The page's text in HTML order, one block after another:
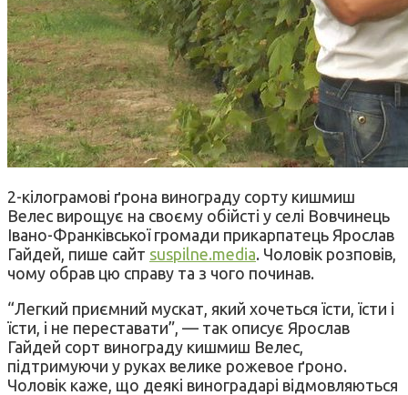
2-кілограмові ґрона винограду сорту кишмиш
Велес вирощує на своєму обійсті у селі Вовчинець
Івано-Франківської громади прикарпатець Ярослав
Гайдей, пише сайт suspilne.media. Чоловік розповів,
чому обрав цю справу та з чого починав.
“Легкий приємний мускат, який хочеться їсти, їсти і
їсти, і не переставати”, — так описує Ярослав
Гайдей сорт винограду кишмиш Велес,
підтримуючи у руках велике рожевое ґроно.
Чоловік каже, що деякі виноградарі відмовляються